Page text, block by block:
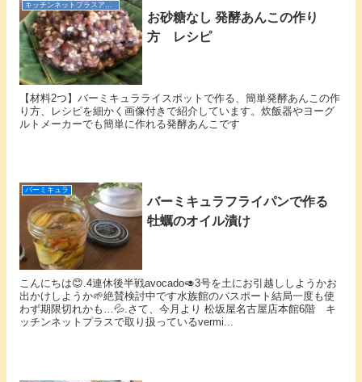
キッチンネットプラスアンバサダー
お砂糖なし 発酵あんこの作り
方 レシピ
【材料2つ】バーミキュラライスポットで作る、簡単発酵あんこの作
り方、レシピを細かく画像付きで紹介しています。炊飯器やヨーグ
ルトメーカーでも簡単に作れる発酵あんこです
バーミキュラ
バーミキュラフライパンで作る
牡蠣のオイル漬け
こんにちは😊.4連休後半戦avocado🥑3号を土にお引越ししようかお
出かけしようか🌱絶賛検討中です水族館のパスポート結局一度も使
わず期限切れかも…💦.さて、今月より 松坂屋名古屋店本館6階 キ
ッチンネットプラスで取り扱っているvermi...